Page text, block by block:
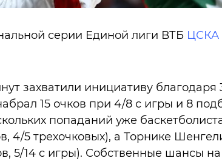
серии Единой лиги ВТБ ЦСКА
захватили инициативу
15 очков при 4/8 с игры и 8
попаданий уже
4/5 трехочковых), а Торнике
5/14 с игры). Собственные шансы